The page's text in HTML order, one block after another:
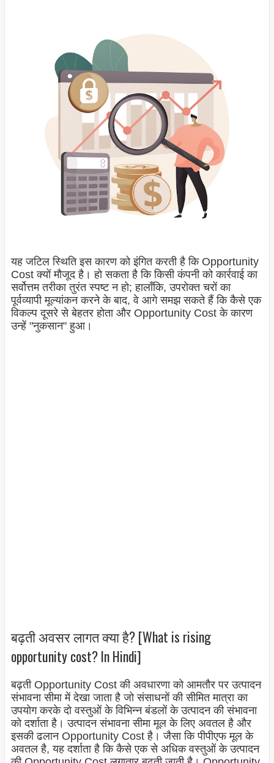
यह जटिल स्थिति इस कारण को इंगित करती है कि Opportunity
Cost क्यों मौजूद है। हो सकता है कि किसी कंपनी को कार्रवाई का
सर्वोत्तम तरीका तुरंत स्पष्ट न हो; हालाँकि, उपरोक्त चरों का
पूर्वव्यापी मूल्यांकन करने के बाद, वे आगे समझ सकते हैं कि कैसे एक
विकल्प दूसरे से बेहतर होता और Opportunity Cost के कारण
उन्हें "नुकसान" हुआ।
बढ़ती अवसर लागत क्या है? [What is rising
opportunity cost? In Hindi]
बढ़ती Opportunity Cost की अवधारणा को आमतौर पर उत्पादन
संभावना सीमा में देखा जाता है जो संसाधनों की सीमित मात्रा का
उपयोग करके दो वस्तुओं के विभिन्न बंडलों के उत्पादन की संभावना
को दर्शाता है। उत्पादन संभावना सीमा मूल के लिए अवतल है और
इसकी ढलान Opportunity Cost है। जैसा कि पीपीएफ मूल के
अवतल है, यह दर्शाता है कि कैसे एक से अधिक वस्तुओं के उत्पादन